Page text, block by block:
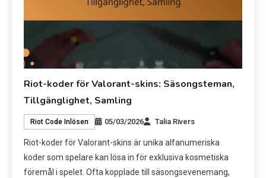
Riot-koder för Valorant-skins: Säsongsteman,
Tillgänglighet, Samling
Riot Code Inlösen 05/03/2026 Talia Rivers
Riot-koder för Valorant-skins är unika alfanumeriska
koder som spelare kan lösa in för exklusiva kosmetiska
föremål i spelet. Ofta kopplade till säsongsevenemang,